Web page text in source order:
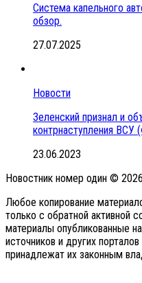
Система капельного
обзор.
27.07.2025
Новости
Зеленский признал и
контрнаступления
23.06.2023
Новостник номер один ©
Любое копирование
только с обратной активной
материалы опубликованные
источников и других
принадлежат их законным